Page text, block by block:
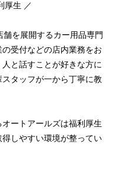
厚生 ／
を展開するカー用品専門
受付などの店内業務をお
と話すことが好きな方に
タッフが一から丁寧に教
ートアールズは福利厚生
しやすい環境が整ってい